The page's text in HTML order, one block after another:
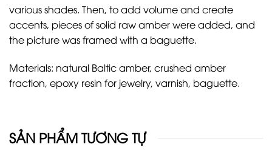
various shades. Then, to add volume and create
accents, pieces of solid raw amber were added, and
the picture was framed with a baguette.
Materials: natural Baltic amber, crushed amber
fraction, epoxy resin for jewelry, varnish, baguette.
SẢN PHẨM TƯƠNG TỰ